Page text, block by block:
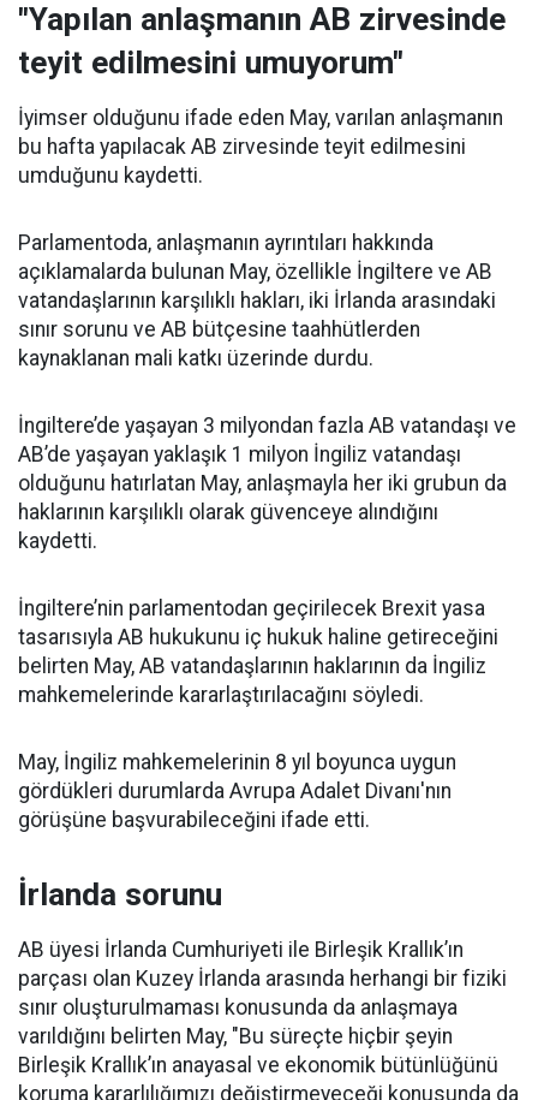
"Yapılan anlaşmanın AB zirvesinde
teyit edilmesini umuyorum"
İyimser olduğunu ifade eden May, varılan anlaşmanın
bu hafta yapılacak AB zirvesinde teyit edilmesini
umduğunu kaydetti.
Parlamentoda, anlaşmanın ayrıntıları hakkında
açıklamalarda bulunan May, özellikle İngiltere ve AB
vatandaşlarının karşılıklı hakları, iki İrlanda arasındaki
sınır sorunu ve AB bütçesine taahhütlerden
kaynaklanan mali katkı üzerinde durdu.
İngiltere’de yaşayan 3 milyondan fazla AB vatandaşı ve
AB’de yaşayan yaklaşık 1 milyon İngiliz vatandaşı
olduğunu hatırlatan May, anlaşmayla her iki grubun da
haklarının karşılıklı olarak güvenceye alındığını
kaydetti.
İngiltere’nin parlamentodan geçirilecek Brexit yasa
tasarısıyla AB hukukunu iç hukuk haline getireceğini
belirten May, AB vatandaşlarının haklarının da İngiliz
mahkemelerinde kararlaştırılacağını söyledi.
May, İngiliz mahkemelerinin 8 yıl boyunca uygun
gördükleri durumlarda Avrupa Adalet Divanı'nın
görüşüne başvurabileceğini ifade etti.
İrlanda sorunu
AB üyesi İrlanda Cumhuriyeti ile Birleşik Krallık’ın
parçası olan Kuzey İrlanda arasında herhangi bir fiziki
sınır oluşturulmaması konusunda da anlaşmaya
varıldığını belirten May, "Bu süreçte hiçbir şeyin
Birleşik Krallık’ın anayasal ve ekonomik bütünlüğünü
koruma kararlılığımızı değiştirmeyeceği konusunda da